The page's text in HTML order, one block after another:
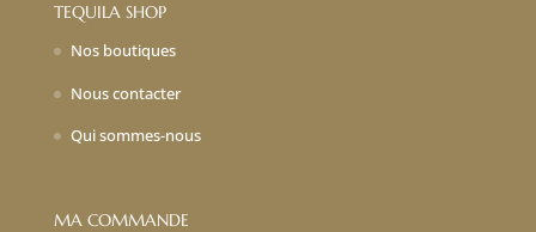
TEQUILA SHOP
Nos boutiques
Nous contacter
Qui sommes-nous
MA COMMANDE